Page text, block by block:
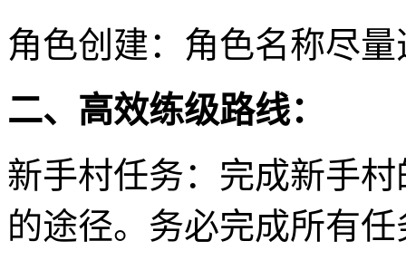
角色创建：角色名称尽
二、高效练级路线：
新手村任务：完成新手
的途径。务必完成所有